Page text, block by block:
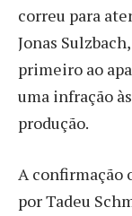
correu para
Jonas
primeiro ao
uma infração
produção.
A confirmação
por Tadeu